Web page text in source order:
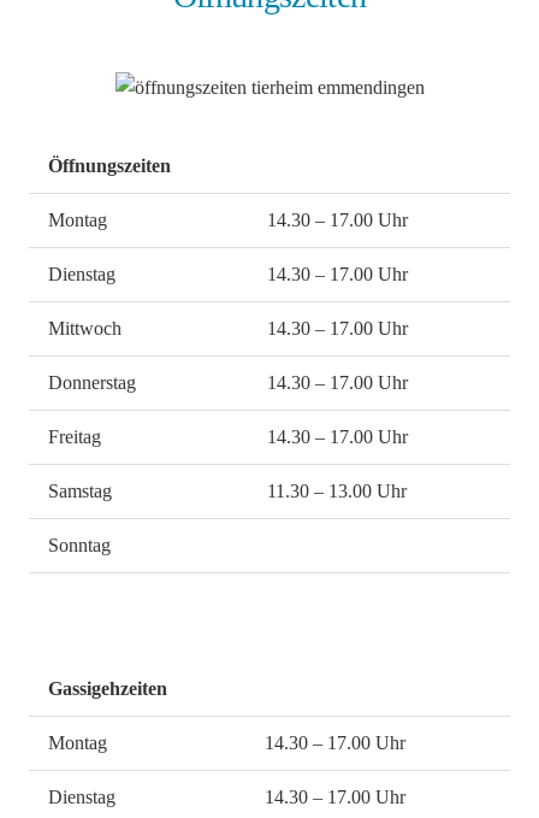
Öffnungszeiten
Montag 14.30 – 17.00 Uhr
Dienstag 14.30 – 17.00 Uhr
Mittwoch 14.30 – 17.00 Uhr
Donnerstag 14.30 – 17.00 Uhr
Freitag 14.30 – 17.00 Uhr
Samstag 11.30 – 13.00 Uhr
Sonntag
Gassigehzeiten
Montag 14.30 – 17.00 Uhr
Dienstag 14.30 – 17.00 Uhr